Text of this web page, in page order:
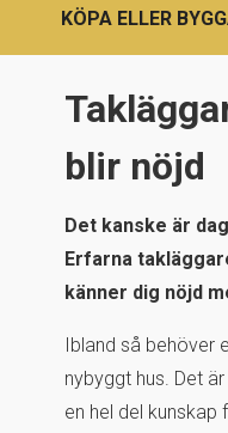
KÖPA ELLER
blir nöjd
Det kanske är
Erfarna
känner dig nöjd
Ibland så
nybyggt hus. Det
en hel del